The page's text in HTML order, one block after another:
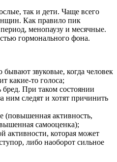
так и дети. Чаще всего
Как правило пик
менопаузу и месячные.
гормонального фона.
звуковые, когда человек
какие-то голоса;
бред. При таком состоянии
ним следят и хотят причинить
(повышенная активность,
самооценка);
активности, которая может
либо наоборот сильное